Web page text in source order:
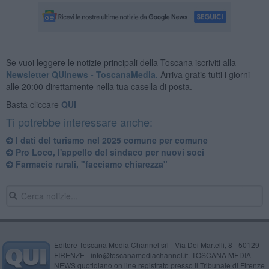
Se vuoi leggere le notizie principali della Toscana iscriviti alla
Newsletter QUInews - ToscanaMedia. Arriva gratis tutti i giorni
alle 20:00 direttamente nella tua casella di posta.
Basta cliccare QUI
Ti potrebbe interessare anche:
I dati del turismo nel 2025 comune per comune
Pro Loco, l'appello del sindaco per nuovi soci
Farmacie rurali, "facciamo chiarezza"
Editore Toscana Media Channel srl - Via Dei Martelli, 8 - 50129
FIRENZE - info@toscanamediachannel.it. TOSCANA MEDIA
NEWS quotidiano on line registrato presso il Tribunale di Firenze